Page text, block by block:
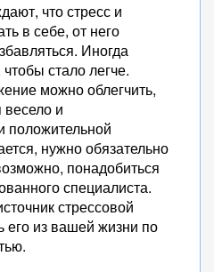
что стресс и
в себе, от него
Иногда
стало легче.
можно облегчить,
и
положительной
нужно обязательно
понадобиться
специалиста.
стрессовой
его из вашей жизни по